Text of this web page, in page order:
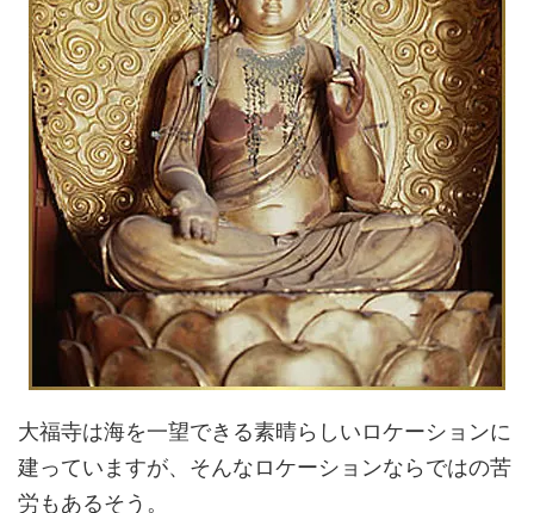
大福寺は海を一望できる素晴らしいロケーションに
建っていますが、そんなロケーションならではの苦
労もあるそう。